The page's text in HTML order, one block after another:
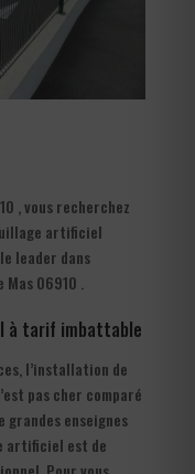
, vous recherchez
artificiel
leader dans
06910 .
à tarif imbattable
l’installation de
pas cher comparé
enseignes
artificiel est de